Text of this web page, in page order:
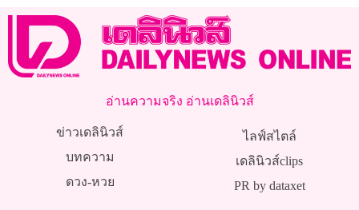
อ่านความจริง อ่านเดลินิวส์
ข่าวเดลินิวส์
บทความ
ดวง-หวย
ไลฟ์สไตล์
เดลินิวส์clips
PR by dataxet